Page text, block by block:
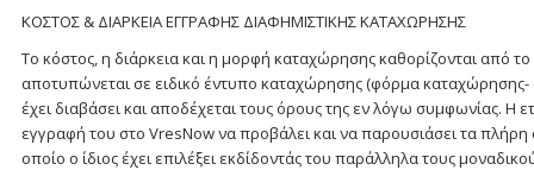
ΚΟΣΤΟΣ & ΔΙΑΡΚΕΙΑ ΕΓΓΡΑΦΗΣ ΔΙΑΦΗΜΙΣΤΙΚΗΣ ΚΑΤΑΧΩΡΗΣΗΣ
Το κόστος, η διάρκεια και η μορφή καταχώρησης καθορίζονται από
αποτυπώνεται σε ειδικό έντυπο καταχώρησης (φόρμα καταχώρησης-
έχει διαβάσει και αποδέχεται τους όρους της εν λόγω συμφωνίας.
εγγραφή του στο VresNow να προβάλει και να παρουσιάσει τα
οποίο ο ίδιος έχει επιλέξει εκδίδοντάς του παράλληλα τους